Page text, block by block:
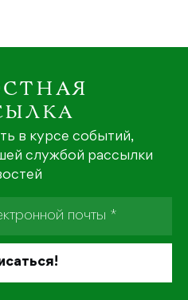
в курсе событий,
службой рассылки